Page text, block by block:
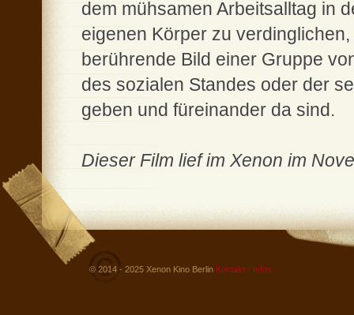
dem mühsamen Arbeitsalltag in
eigenen Körper zu
berührende Bild einer Gruppe
des sozialen Standes oder der
geben und füreinander da sind.
Dieser Film lief im Xenon im
© 2014 - 2025 Xenon Kino Berlin Kontakt - Infos